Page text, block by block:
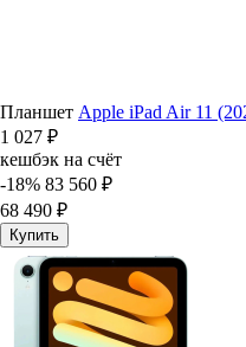
Планшет Apple iPad Air 11
1 027 ₽
кешбэк на счёт
-18% 83 560 ₽
68 490 ₽
Купить